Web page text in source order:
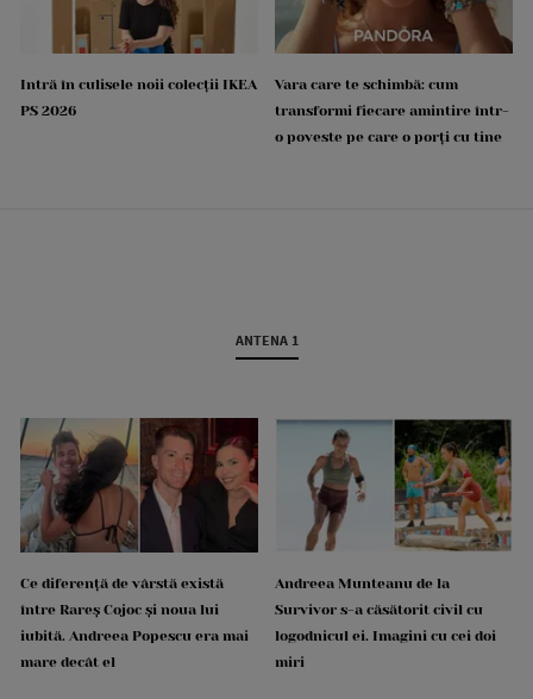
Intră în culisele noii colecții IKEA
PS 2026
Vara care te schimbă: cum
transformi fiecare amintire într-
o poveste pe care o porți cu tine
ANTENA 1
Ce diferență de vârstă există
între Rareș Cojoc și noua lui
iubită. Andreea Popescu era mai
mare decât el
Andreea Munteanu de la
Survivor s-a căsătorit civil cu
logodnicul ei. Imagini cu cei doi
miri